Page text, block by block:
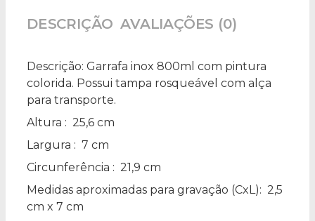
DESCRIÇÃO AVALIAÇÕES (0)
Descrição: Garrafa inox 800ml com pintura
colorida. Possui tampa rosqueável com alça
para transporte.
Altura : 25,6 cm
Largura : 7 cm
Circunferência : 21,9 cm
Medidas aproximadas para gravação (CxL): 2,5
cm x 7 cm